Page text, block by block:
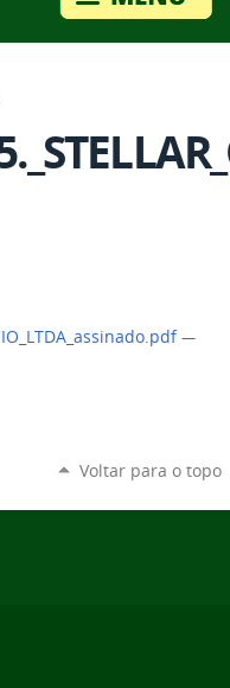
—
Voltar para o topo